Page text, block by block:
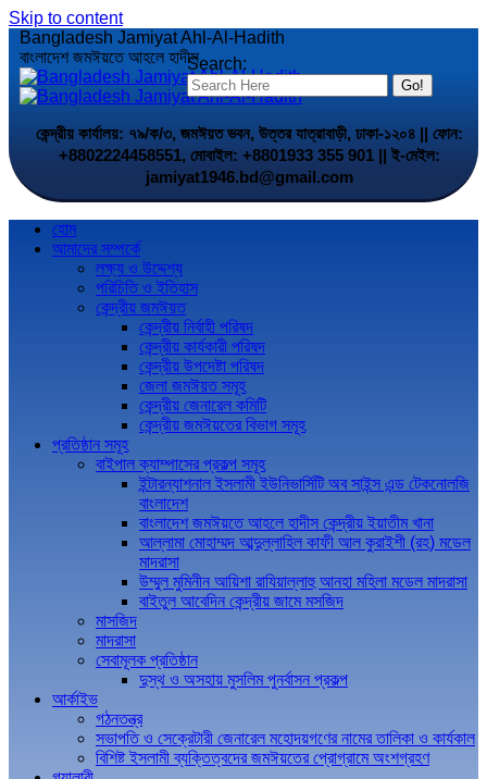
Skip to content
Search:
Bangladesh Jamiyat Ahl-Al-Hadith
বাংলাদেশ জমঈয়তে আহলে হাদীস
কেন্দ্রীয় কার্যালয়: ৭৯/ক/৩, জমঈয়ত ভবন, উত্তর যাত্রাবাড়ী, ঢাকা-১২০৪ || ফোন:
+8802224458551, মোবাইল: +8801933 355 901 || ই-মেইল:
jamiyat1946.bd@gmail.com
হোম
আমাদের সম্পর্কে
লক্ষ্য ও উদ্দেশ্য
পরিচিতি ও ইতিহাস
কেন্দ্রীয় জমঈয়ত
কেন্দ্রীয় নির্বাহী পরিষদ
কেন্দ্রীয় কার্যকারী পরিষদ
কেন্দ্রীয় উপদেষ্টা পরিষদ
জেলা জমঈয়ত সমূহ
কেন্দ্রীয় জেনারেল কমিটি
কেন্দ্রীয় জমঈয়তের বিভাগ সমূহ
প্রতিষ্ঠান সমূহ
বাইপাল ক্যাম্পাসের প্রকল্প সমূহ
ইন্টারন্যাশনাল ইসলামী ইউনিভার্সিটি অব সাইন্স এন্ড টেকনোলজি
বাংলাদেশ
বাংলাদেশ জমঈয়তে আহলে হাদীস কেন্দ্রীয় ইয়াতীম খানা
আল্লামা মোহাম্মদ আব্দুল্লাহিল কাফী আল কুরাইশী (রহ) মডেল
মাদরাসা
উম্মুল মুমিনীন আয়িশা রাযিয়াল্লাহু আনহা মহিলা মডেল মাদরাসা
বাইতুল আবেদিন কেন্দ্রীয় জামে মসজিদ
মাসজিদ
মাদরাসা
সেবামূলক প্রতিষ্ঠান
দুস্থ ও অসহায় মুসলিম পুনর্বাসন প্রকল্প
আর্কাইভ
গঠনতন্ত্র
সভাপতি ও সেক্রেটারী জেনারেল মহোদয়গণের নামের তালিকা ও কার্যকাল
বিশিষ্ট ইসলামী ব্যক্তিত্বদের জমঈয়তের প্রোগ্রামে অংশগ্রহণ